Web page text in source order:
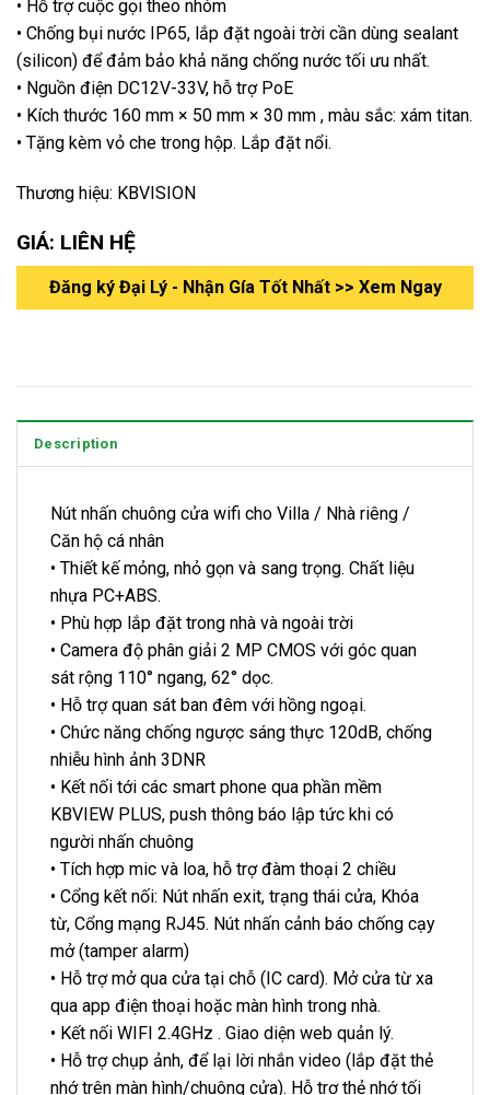
• Hỗ trợ cuộc gọi theo nhóm
• Chống bụi nước IP65, lắp đặt ngoài trời cần dùng sealant
(silicon) để đảm bảo khả năng chống nước tối ưu nhất.
• Nguồn điện DC12V-33V, hỗ trợ PoE
• Kích thước 160 mm × 50 mm × 30 mm , màu sắc: xám titan.
• Tặng kèm vỏ che trong hộp. Lắp đặt nổi.
Thương hiệu: KBVISION
GIÁ: LIÊN HỆ
Đăng ký Đại Lý - Nhận Gía Tốt Nhất >> Xem Ngay
Description
Nút nhấn chuông cửa wifi cho Villa / Nhà riêng /
Căn hộ cá nhân
• Thiết kế mỏng, nhỏ gọn và sang trọng. Chất liệu
nhựa PC+ABS.
• Phù hợp lắp đặt trong nhà và ngoài trời
• Camera độ phân giải 2 MP CMOS với góc quan
sát rộng 110° ngang, 62° dọc.
• Hỗ trợ quan sát ban đêm với hồng ngoại.
• Chức năng chống ngược sáng thực 120dB, chống
nhiễu hình ảnh 3DNR
• Kết nối tới các smart phone qua phần mềm
KBVIEW PLUS, push thông báo lập tức khi có
người nhấn chuông
• Tích hợp mic và loa, hỗ trợ đàm thoại 2 chiều
• Cổng kết nối: Nút nhấn exit, trạng thái cửa, Khóa
từ, Cổng mạng RJ45. Nút nhấn cảnh báo chống cạy
mở (tamper alarm)
• Hỗ trợ mở qua cửa tại chỗ (IC card). Mở cửa từ xa
qua app điện thoại hoặc màn hình trong nhà.
• Kết nối WIFI 2.4GHz . Giao diện web quản lý.
• Hỗ trợ chụp ảnh, để lại lời nhắn video (lắp đặt thẻ
nhớ trên màn hình/chuông cửa). Hỗ trợ thẻ nhớ tối